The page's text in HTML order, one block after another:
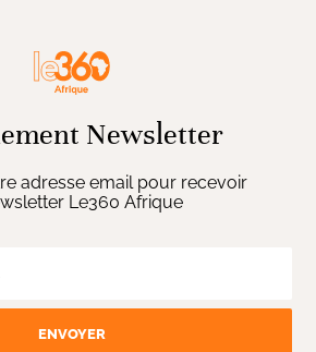
Newsletter
adresse email pour recevoir
Le360 Afrique
ENVOYER